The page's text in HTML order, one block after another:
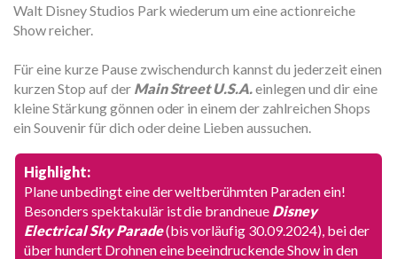
Walt Disney Studios Park wiederum um eine actionreiche
Show reicher.
Für eine kurze Pause zwischendurch kannst du jederzeit einen
kurzen Stop auf der Main Street U.S.A.einlegen und dir eine
kleine Stärkung gönnen oder in einem der zahlreichen Shops
ein Souvenir für dich oder deine Lieben aussuchen.
Highlight:
Plane unbedingt eine der weltberühmten Paraden ein!
Besonders spektakulär ist die brandneue Disney
Electrical Sky Parade(bis vorläufig 30.09.2024), bei der
über hundert Drohnen eine beeindruckende Show in den